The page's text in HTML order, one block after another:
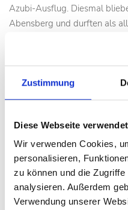
Zustimmung
Diese Webseite
Wir verwenden Cookies,
personalisieren,
zu können und die
analysieren. Außerdem
Verwendung unserer
Azubi-Ausflug. Diesmal
Abensberg und durften als
die Microbrauerei der
Malz schroten über das
zum Kochen: Unsere Azubis
eigenen Bieres vom ersten
natürlich fleißig mithelfen.
eine kleine Bierprobe und
Die Schwindelfreien durften
Kuchlbauer Turm besteigen.
sensationelle Aussicht über
haben wir auch die